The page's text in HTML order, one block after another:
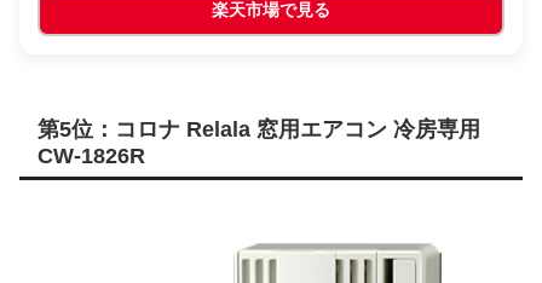
楽天市場で見る
第5位：コロナ Relala 窓用エアコン 冷房専用
CW-1826R